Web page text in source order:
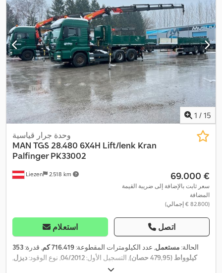
1 / 15
Liezen 2.518 km
وحدة جرار قياسية
MAN TGS 28.480 6X4H Lift/lenk Kran
Palfinger PK33002
‏69.000 €
سعر ثابت بالإضافة إلى ضريبة القيمة
المضافة
(‏82.800 € إجمالي)
استعلام اتصل
الحالة: مستعمل, عدد الكيلومترات المقطوعة:716.419 كم , قدرة:353
كيلوواط (479,95 حصان)
, التسجيل الأول:04/2012, نوع الوقود:ديزل,
, تكوين المحور: